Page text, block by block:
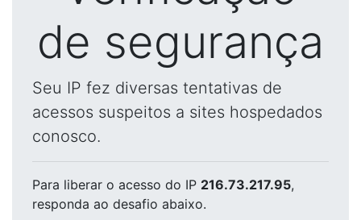
de segurança
Seu IP fez diversas tentativas de
acessos suspeitos a sites hospedados
conosco.
Para liberar o acesso do IP 216.73.217.95,
responda ao desafio abaixo.